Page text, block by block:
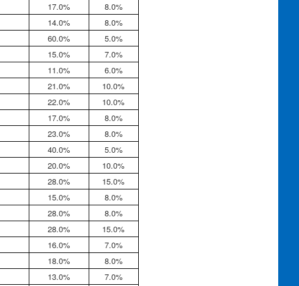
17.0%
8.0%
14.0%
8.0%
60.0%
5.0%
15.0%
7.0%
11.0% 6.0%
21.0%
10.0%
22.0% 10.0%
17.0%
8.0%
23.0%
8.0%
40.0%
5.0%
20.0%
10.0%
28.0% 15.0%
15.0%
8.0%
28.0%
8.0%
28.0%
15.0%
16.0%
7.0%
18.0%
8.0%
13.0%
7.0%